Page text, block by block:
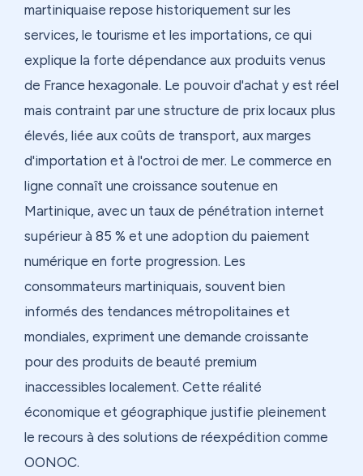
martiniquaise repose historiquement sur les
services, le tourisme et les importations, ce qui
explique la forte dépendance aux produits venus
de France hexagonale. Le pouvoir d'achat y est réel
mais contraint par une structure de prix locaux plus
élevés, liée aux coûts de transport, aux marges
d'importation et à l'octroi de mer. Le commerce en
ligne connaît une croissance soutenue en
Martinique, avec un taux de pénétration internet
supérieur à 85 % et une adoption du paiement
numérique en forte progression. Les
consommateurs martiniquais, souvent bien
informés des tendances métropolitaines et
mondiales, expriment une demande croissante
pour des produits de beauté premium
inaccessibles localement. Cette réalité
économique et géographique justifie pleinement
le recours à des solutions de réexpédition comme
OONOC.